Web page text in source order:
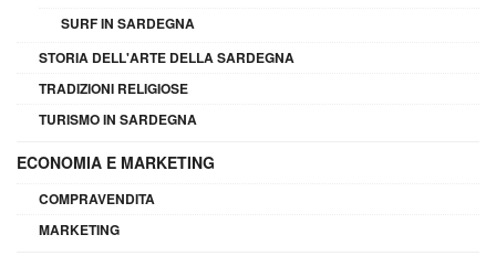
SURF IN SARDEGNA
STORIA DELL'ARTE DELLA SARDEGNA
TRADIZIONI RELIGIOSE
TURISMO IN SARDEGNA
ECONOMIA E MARKETING
COMPRAVENDITA
MARKETING